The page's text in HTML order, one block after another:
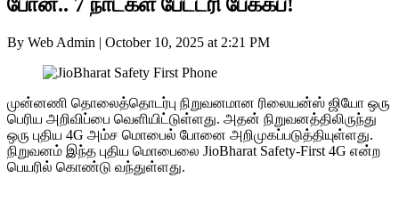
By Web Admin | October 10, 2025 at 2:21 PM
முன்னணி தொலைத்தொடர்பு நிறுவனமான ரிலையன்ஸ் ஜியோ ஒரு
பெரிய அறிவிப்பை வெளியிட்டுள்ளது. அதன் நிறுவனத்திலிருந்து
ஒரு புதிய 4G அம்ச மொபைல் போனை அறிமுகப்படுத்தியுள்ளது.
நிறுவனம் இந்த புதிய மொபைலை JioBharat Safety-First 4G என்ற
பெயரில் கொண்டு வந்துள்ளது.